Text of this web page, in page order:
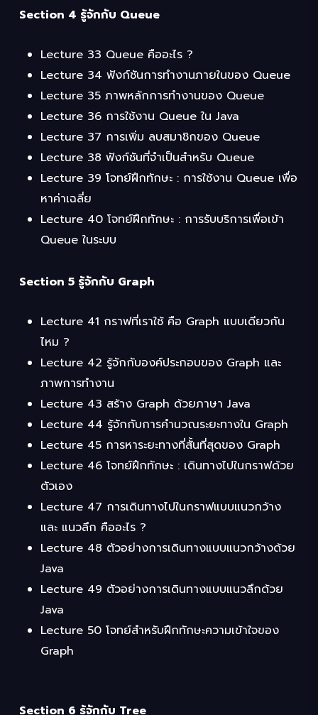
Section 4 รู้จักกับ Queue
Lecture 33 Queue คืออะไร ?
Lecture 34 ฟังก์ชันการทำงานภายในของ Queue
Lecture 35 ภาพหลักการทำงานของ Queue
Lecture 36 การใช้งาน Queue ใน Java
Lecture 37 การเพิ่ม ลบสมาชิกของ Queue
Lecture 38 ฟังก์ชันที่จำเป็นสำหรับ Queue
Lecture 39 โจทย์ฝึกทักษะ : การใช้งาน Queue เพื่อ
หาค่าเฉลี่ย
Lecture 40 โจทย์ฝึกทักษะ : การรับบริการเพื่อเข้า
Queue ในระบบ
Section 5 รู้จักกับ Graph
Lecture 41 กราฟที่เราใช้ คือ Graph แบบเดียวกัน
ไหม ?
Lecture 42 รู้จักกับองค์ประกอบของ Graph และ
ภาพการทำงาน
Lecture 43 สร้าง Graph ด้วยภาษา Java
Lecture 44 รู้จักกับการคำนวณระยะทางใน Graph
Lecture 45 การหาระยะทางที่สั้นที่สุดของ Graph
Lecture 46 โจทย์ฝึกทักษะ : เดินทางไปในกราฟด้วย
ตัวเอง
Lecture 47 การเดินทางไปในกราฟแบบแนวกว้าง
และ แนวลึก คืออะไร ?
Lecture 48 ตัวอย่างการเดินทางแบบแนวกว้างด้วย
Java
Lecture 49 ตัวอย่างการเดินทางแบบแนวลึกด้วย
Java
Lecture 50 โจทย์สำหรับฝึกทักษะความเข้าใจของ
Graph
Section 6 รู้จักกับ Tree